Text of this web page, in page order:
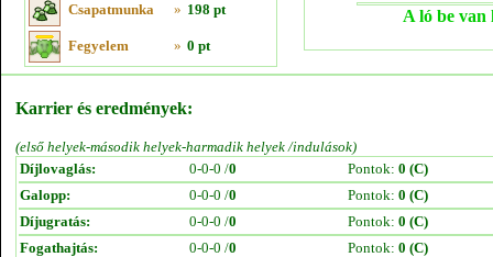
Csapatmunka » 198 pt
Fegyelem » 0 pt
A ló be van
Karrier és eredmények:
(első helyek-második helyek-harmadik helyek /indulások)
Díjlovaglás:
0-0-0 /0 Pontok: 0 (C)
Galopp:
0-0-0 /0 Pontok: 0 (C)
Díjugratás:
0-0-0 /0 Pontok: 0 (C)
Fogathajtás:
0-0-0 /0 Pontok: 0 (C)